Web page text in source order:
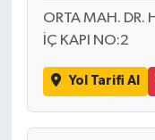
ORTA MAH. DR.
İÇ KAPI NO:2
Yol Tarifi Al